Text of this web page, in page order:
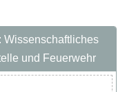
Wissenschaftliches
und Feuerwehr